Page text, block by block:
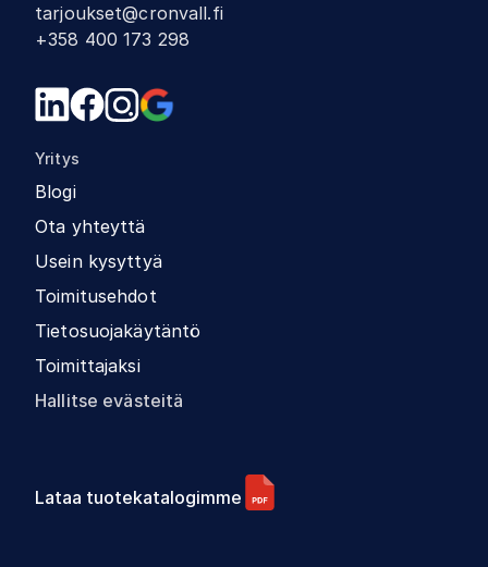
tarjoukset@cronvall.fi
+358 400 173 298
Yritys
Blogi
Ota yhteyttä
Usein kysyttyä
Toimitusehdot
Tietosuojakäytäntö
Toimittajaksi
Hallitse evästeitä
Lataa tuotekatalogimme